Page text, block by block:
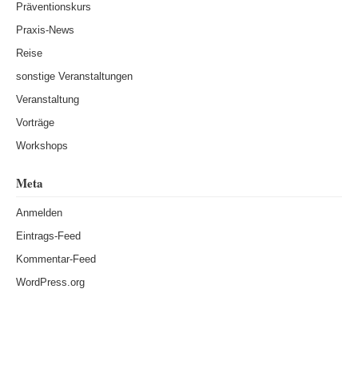
Präventionskurs
Praxis-News
Reise
sonstige Veranstaltungen
Veranstaltung
Vorträge
Workshops
Meta
Anmelden
Eintrags-Feed
Kommentar-Feed
WordPress.org